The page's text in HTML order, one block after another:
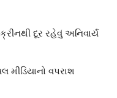
દૂર રહેવું અનિવાર્ય
વપરાશ